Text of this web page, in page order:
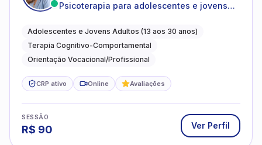
Psicoterapia para adolescentes e jovens
autoestima, relações e orientação
profissional
Adolescentes e Jovens Adultos (13 aos 30 anos)
Terapia Cognitivo-Comportamental
Orientação Vocacional/Profissional
CRP ativo Online Avaliações
SESSÃO
R$ 90 Ver Perfil